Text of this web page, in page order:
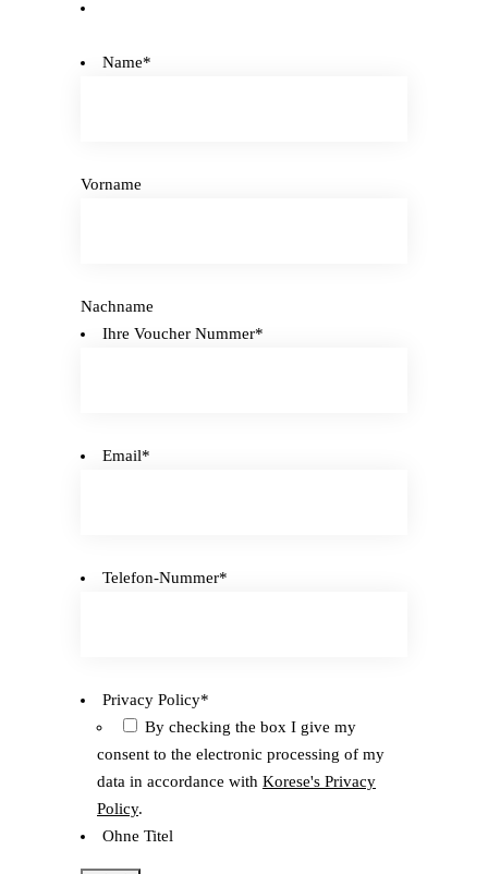
Name*
Vorname
Nachname
Ihre Voucher Nummer*
Email*
Telefon-Nummer*
Privacy Policy*
By checking the box I give my
consent to the electronic processing of my
data in accordance with Korese's Privacy
Policy.
Ohne Titel